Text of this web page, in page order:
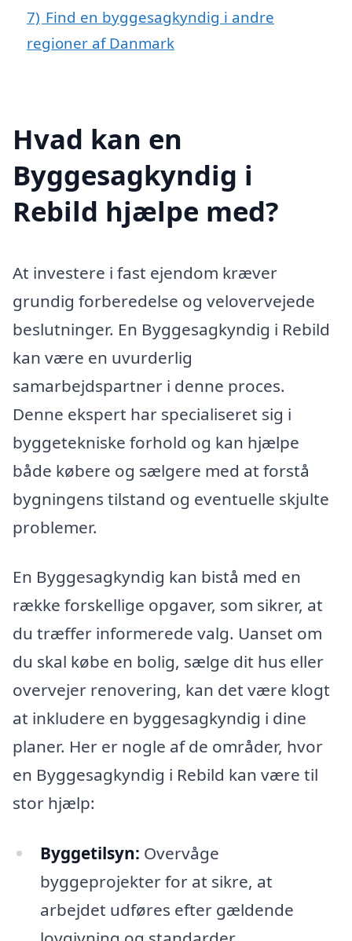
7) Find en byggesagkyndig i andre
regioner af Danmark
Hvad kan en
Byggesagkyndig i
Rebild hjælpe med?
At investere i fast ejendom kræver
grundig forberedelse og velovervejede
beslutninger. En Byggesagkyndig i Rebild
kan være en uvurderlig
samarbejdspartner i denne proces.
Denne ekspert har specialiseret sig i
byggetekniske forhold og kan hjælpe
både købere og sælgere med at forstå
bygningens tilstand og eventuelle skjulte
problemer.
En Byggesagkyndig kan bistå med en
række forskellige opgaver, som sikrer, at
du træffer informerede valg. Uanset om
du skal købe en bolig, sælge dit hus eller
overvejer renovering, kan det være klogt
at inkludere en byggesagkyndig i dine
planer. Her er nogle af de områder, hvor
en Byggesagkyndig i Rebild kan være til
stor hjælp:
Byggetilsyn: Overvåge
byggeprojekter for at sikre, at
arbejdet udføres efter gældende